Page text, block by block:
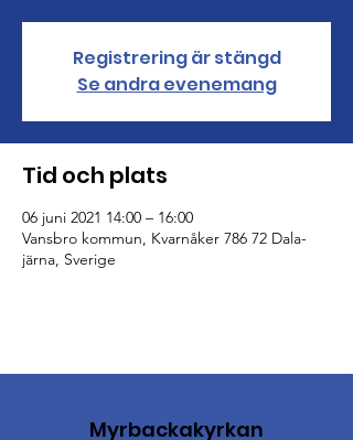
Registrering är stängd
Se andra evenemang
Tid och plats
06 juni 2021 14:00 – 16:00
Vansbro kommun, Kvarnåker 786 72 Dala-
järna, Sverige
Myrbackakyrkan